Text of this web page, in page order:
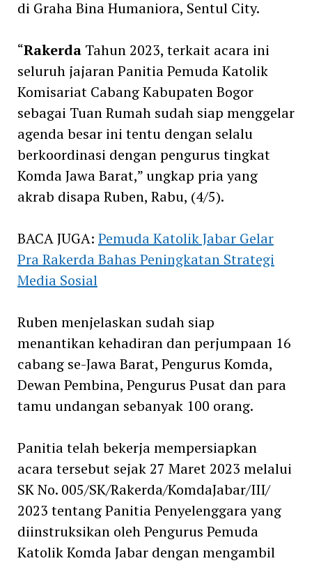
di Graha Bina Humaniora, Sentul City.
“RakerdaTahun 2023, terkait acara ini
seluruh jajaran Panitia Pemuda Katolik
Komisariat Cabang Kabupaten Bogor
sebagai Tuan Rumah sudah siap menggelar
agenda besar ini tentu dengan selalu
berkoordinasi dengan pengurus tingkat
Komda Jawa Barat,” ungkap pria yang
akrab disapa Ruben, Rabu, (4/5).
BACA JUGA: Pemuda Katolik Jabar Gelar
Pra Rakerda Bahas Peningkatan Strategi
Media Sosial
Ruben menjelaskan sudah siap
menantikan kehadiran dan perjumpaan 16
cabang se-Jawa Barat, Pengurus Komda,
Dewan Pembina, Pengurus Pusat dan para
tamu undangan sebanyak 100 orang.
Panitia telah bekerja mempersiapkan
acara tersebut sejak 27 Maret 2023 melalui
SK No. 005/SK/Rakerda/KomdaJabar/III/
2023 tentang Panitia Penyelenggara yang
diinstruksikan oleh Pengurus Pemuda
Katolik Komda Jabar dengan mengambil